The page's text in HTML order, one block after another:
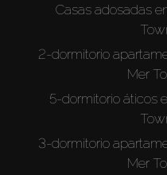
Casas adosadas
2-dormitorio
Mer
5-dormitorio áticos
3-dormitorio
Mer